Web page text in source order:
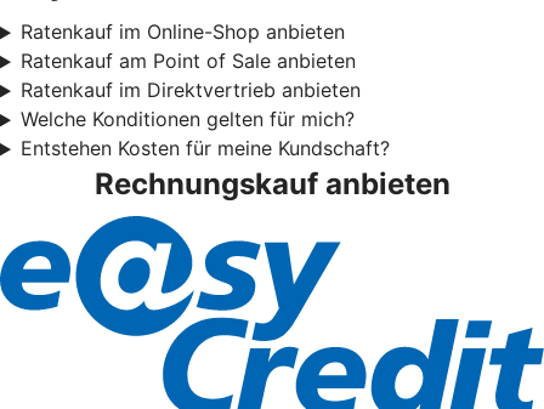
Ratenkauf im Online-Shop anbieten
Ratenkauf am Point of Sale anbieten
Ratenkauf im Direktvertrieb anbieten
Welche Konditionen gelten für mich?
Entstehen Kosten für meine Kundschaft?
Rechnungskauf anbieten